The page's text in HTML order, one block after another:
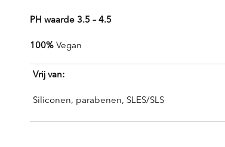
PH waarde 3.5 – 4.5
100% Vegan
Vrij van:
Siliconen, parabenen, SLES/SLS